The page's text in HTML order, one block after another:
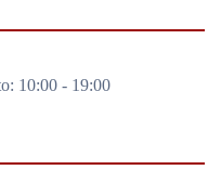
10:00 - 19:00